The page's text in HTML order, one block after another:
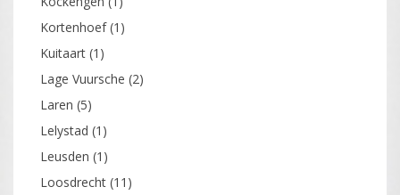
Kortenhoef(1)
Kuitaart (1)
Lage Vuursche (2)
Laren (5)
Lelystad (1)
Leusden (1)
Loosdrecht (11)